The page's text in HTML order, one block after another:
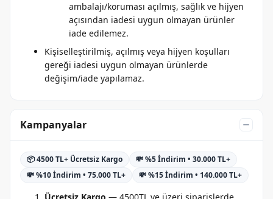
ambalajı/koruması açılmış, sağlık ve hijyen
açısından iadesi uygun olmayan ürünler
iade edilemez.
Kişiselleştirilmiş, açılmış veya hijyen koşulları
gereği iadesi uygun olmayan ürünlerde
değişim/iade yapılamaz.
Kampanyalar
📦 4500 TL+ Ücretsiz Kargo
💸 %5 İndirim • 30.000 TL+
💸 %10 İndirim • 75.000 TL+
💸 %15 İndirim • 140.000 TL+